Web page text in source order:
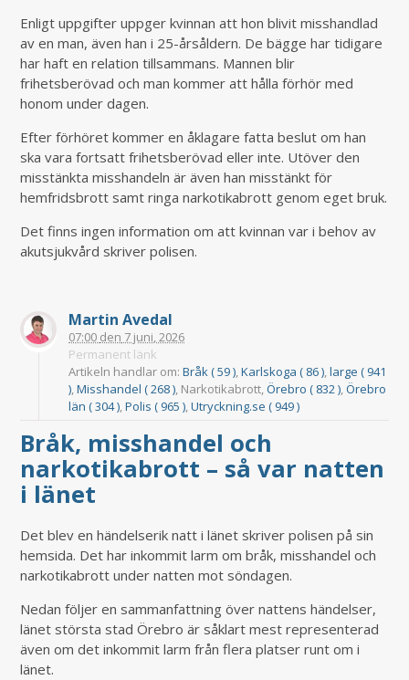
Enligt uppgifter uppger kvinnan att hon blivit misshandlad
av en man, även han i 25-årsåldern. De bägge har tidigare
har haft en relation tillsammans. Mannen blir
frihetsberövad och man kommer att hålla förhör med
honom under dagen.
Efter förhöret kommer en åklagare fatta beslut om han
ska vara fortsatt frihetsberövad eller inte. Utöver den
misstänkta misshandeln är även han misstänkt för
hemfridsbrott samt ringa narkotikabrott genom eget bruk.
Det finns ingen information om att kvinnan var i behov av
akutsjukvård skriver polisen.
Martin Avedal
07:00 den 7 juni, 2026
Permanent länk
Artikeln handlar om:Bråk ( 59 ),Karlskoga ( 86 ),large ( 941
),Misshandel ( 268 ), Narkotikabrott,Örebro ( 832 ),Örebro
län ( 304 ),Polis ( 965 ),Utryckning.se ( 949 )
Bråk, misshandel och
narkotikabrott – så var natten
i länet
Det blev en händelserik natt i länet skriver polisen på sin
hemsida. Det har inkommit larm om bråk, misshandel och
narkotikabrott under natten mot söndagen.
Nedan följer en sammanfattning över nattens händelser,
länet största stad Örebro är såklart mest representerad
även om det inkommit larm från flera platser runt om i
länet.